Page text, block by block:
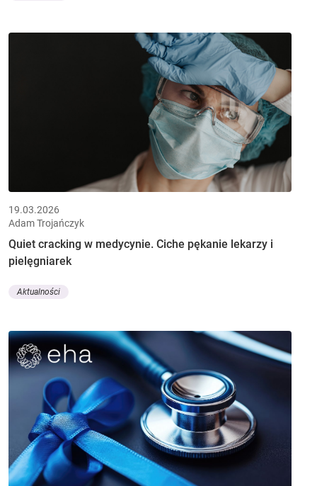
19.03.2026
Adam Trojańczyk
Quiet cracking w medycynie. Ciche pękanie lekarzy i
pielęgniarek
Aktualności